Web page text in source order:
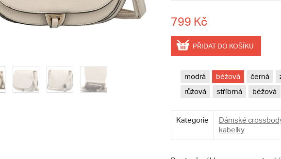
799 Kč
PŘIDAT DO KOŠÍKU
modrá béžová černá
růžová
stříbrná béžová
Kategorie Dámské
kabelky